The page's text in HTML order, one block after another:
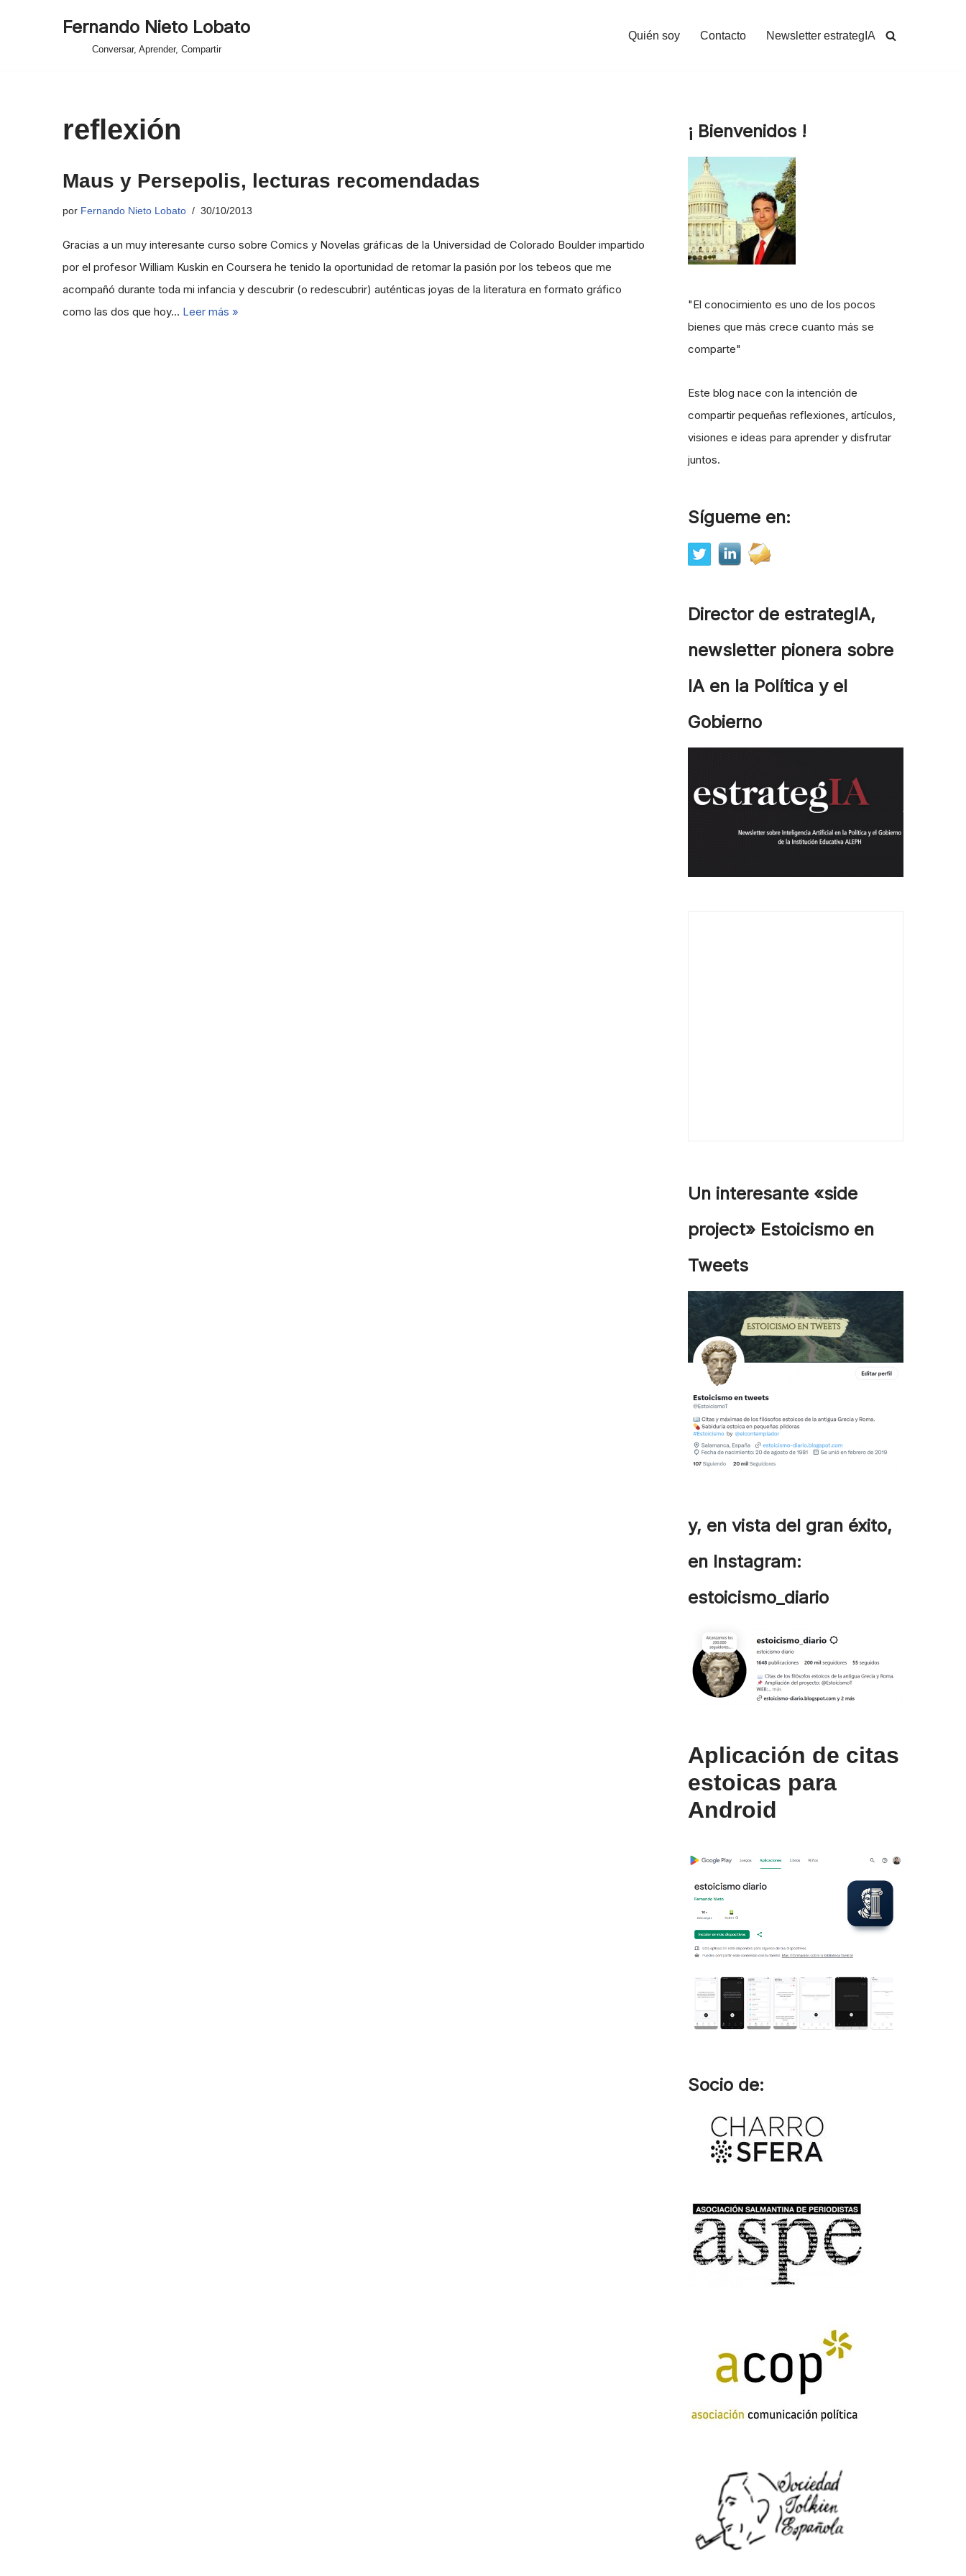
Fernando Nieto Lobato
Conversar, Aprender, Compartir
Quién soy Contacto Newsletter estrategIA
reflexión
Maus y Persepolis, lecturas recomendadas
por Fernando Nieto Lobato 30/10/2013
Gracias a un muy interesante curso sobre Comics y Novelas gráficas de la Universidad de Colorado Boulder impartido
por el profesor William Kuskin en Coursera he tenido la oportunidad de retomar la pasión por los tebeos que me
acompañó durante toda mi infancia y descubrir (o redescubrir) auténticas joyas de la literatura en formato gráfico
como las dos que hoy… Leer más »
¡ Bienvenidos !
"El conocimiento es uno de los pocos
bienes que más crece cuanto más se
comparte"
Este blog nace con la intención de
compartir pequeñas reflexiones, artículos,
visiones e ideas para aprender y disfrutar
juntos.
Sígueme en:
Director de estrategIA,
newsletter pionera sobre
IA en la Política y el
Gobierno
Un interesante «side
project» Estoicismo en
Tweets
y, en vista del gran éxito,
en Instagram:
estoicismo_diario
Aplicación de citas
estoicas para
Android
Socio de: